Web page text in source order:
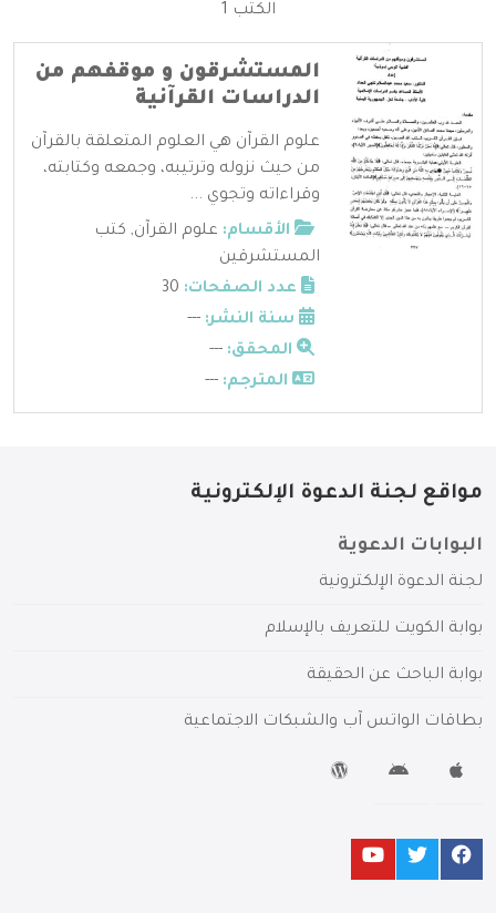
الكتب 1
المستشرقون و موقفهم من
الدراسات القرآنية
علوم القرآن هي العلوم المتعلقة بالقرآن
من حيث نزوله وترتيبه، وجمعه وكتابته،
وقراءاته وتجوي ...
الأقسام: علوم القرآن, كتب
المستشرقين
عدد الصفحات:
سنة النشر: ---
المحقق: ---
المترجم: ---
مواقع لجنة الدعوة الإلكترونية
البوابات الدعوية
لجنة الدعوة الإلكترونية
بوابة الكويت للتعريف بالإسلام
بوابة الباحث عن الحقيقة
بطاقات الواتس آب والشبكات الاجتماعية